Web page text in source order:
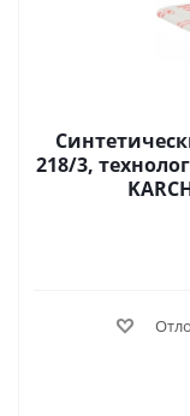
218/3,